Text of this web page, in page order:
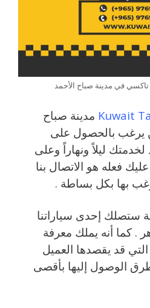
في مدينة صباح الأحمد
Kuwait مدينة صباح
يرغب بالحصول على
ليلاً ونهاراً وعلى
فعله هو الاتصال بنا
بها بكل بساطة .
ستصلك إحدى سياراتنا
. كما أنه يملك معرفة
قد يقصدها العميل
الوصول إليها بأقصى